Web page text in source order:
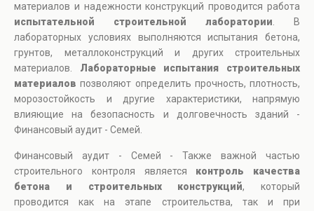
материалов и надежности конструкций проводится работа
испытательной строительной лаборатории . В
лабораторных условиях выполняются испытания бетона,
грунтов, металлоконструкций и других строительных
материалов. Лабораторные испытания строительных
материалов позволяют определить прочность, плотность,
морозостойкость и другие характеристики, напрямую
влияющие на безопасность и долговечность зданий -
Финансовый аудит - Семей.
Финансовый аудит - Семей - Также важной частью
строительного контроля является контроль качества
бетона и строительных конструкций, который
проводится как на этапе строительства, так и при